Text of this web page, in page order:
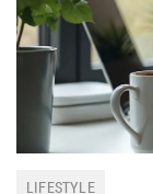
LIFESTYLE